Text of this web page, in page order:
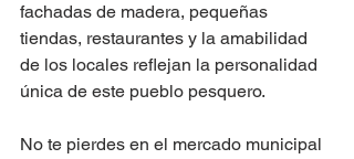
fachadas de madera, pequeñas
tiendas, restaurantes y la amabilidad
de los locales reflejan la personalidad
única de este pueblo pesquero.
No te pierdes en el mercado municipal